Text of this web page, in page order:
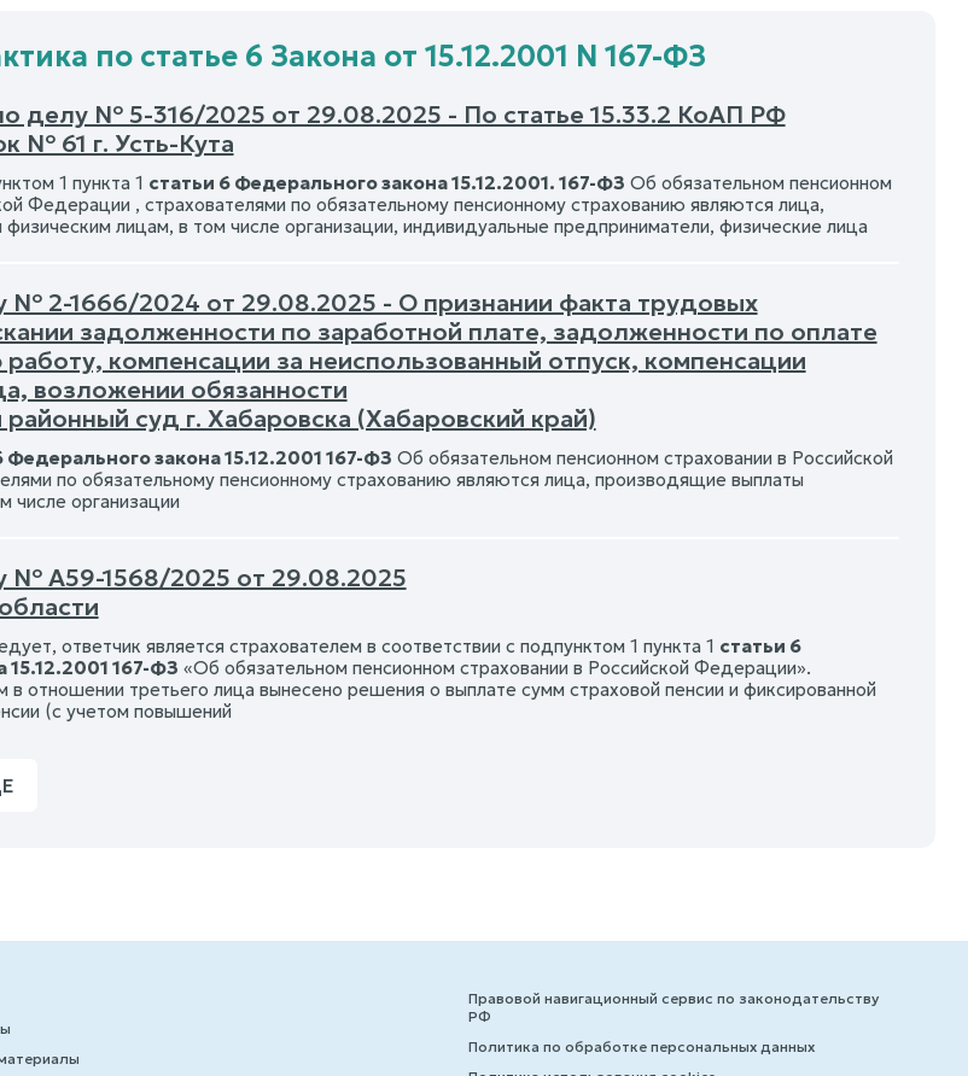
по статье 6 Закона от 15.12.2001 N 167-ФЗ
делу № 5-316/2025 от 29.08.2025 - По статье 15.33.2 КоАП РФ
№ 61 г. Усть-Кута
1 пункта 1 статьи 6 Федерального закона 15.12.2001. 167-ФЗ Об обязательном пенсионном
Федерации , страхователями по обязательному пенсионному страхованию являются лица,
лицам, в том числе организации, индивидуальные предприниматели, физические лица
№ 2-1666/2024 от 29.08.2025 - О признании факта трудовых
задолженности по заработной плате, задолженности по оплате
компенсации за неиспользованный отпуск, компенсации
возложении обязанности
суд г. Хабаровска (Хабаровский край)
Федерального закона 15.12.2001 167-ФЗ Об обязательном пенсионном страховании в Российской
по обязательному пенсионному страхованию являются лица, производящие выплаты
числе организации
№ А59-1568/2025 от 29.08.2025
ответчик является страхователем в соответствии с подпунктом 1 пункта 1 статьи 6
15.12.2001 167-ФЗ «Об обязательном пенсионном страховании в Российской Федерации».
отношении третьего лица вынесено решения о выплате сумм страховой пенсии и фиксированной
(с учетом повышений
Правовой навигационный сервис по законодательству
РФ
Политика по обработке персональных данных